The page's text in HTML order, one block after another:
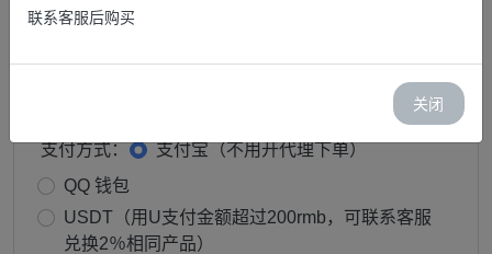
购买:
+
支付方式：
支付宝（不用开代理下单）
QQ 钱包
USDT（用U支付金额超过200rmb，可联系客服
兑换2％相同产品）
联系客服后购买
关闭